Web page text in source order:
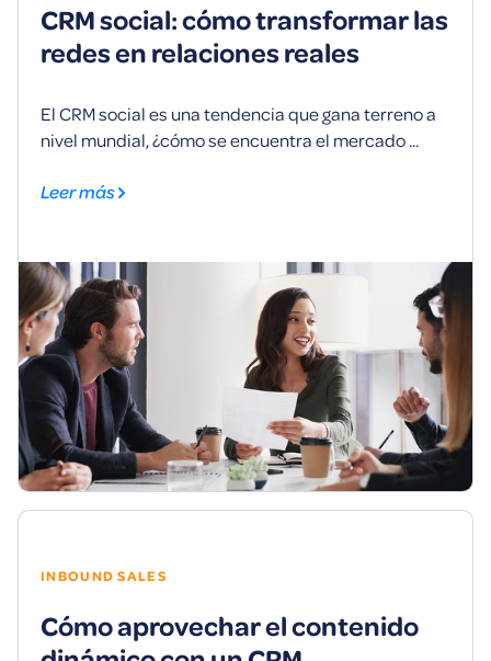
CRM social: cómo transformar las
redes en relaciones reales
El CRM social es una tendencia que gana terreno a
nivel mundial, ¿cómo se encuentra el mercado ...
Leer más
INBOUND SALES
Cómo aprovechar el contenido